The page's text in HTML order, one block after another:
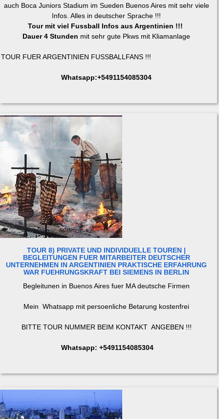
auch Boca Juniors Stadium im Sueden Buenos Aires mit sehr viele
Infos. Alles in deutscher Sprache !!!
Tour mit viel Fussball Infos aus Argentinien !!!
Dauer 4 Stunden mit sehr gute Pkws mit Kliamanlage
TOUR FUER ARGENTINIEN FUSSBALLFANS !!!
Whatsapp:+5491154085304
TOUR 8) PRIVATE UND INDIVIDUELLE TOUREN |
BEGLEITUNGEN FUER MITARBEITER DEUTSCHER
UNTERNEHMEN IN ARGENTINIEN PRAKTISCHE ERFAHRUNG
WAR FUEHRUNGSKRAFT BEI SIEMENS IN BERLIN
Begleitunen in Buenos Aires fuer MA deutsche Firmen
Mein Whatsapp mit persoenliche Betarung kostenfrei
BITTE TOUR NUMMER BEIM KONTAKT ANGEBEN !!!
Whatsapp: +5491154085304